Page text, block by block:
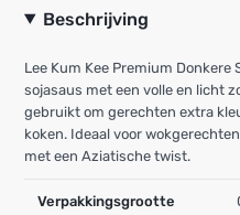
Beschrijving
Lee Kum Kee Premium Donkere
sojasaus met een volle en licht
gebruikt om gerechten extra
koken. Ideaal voor
met een Aziatische twist.
Verpakkingsgrootte